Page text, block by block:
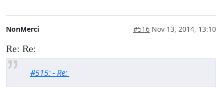
NonMerci #516 Nov 13, 2014, 13:10
Re: Re:
#515: - Re: